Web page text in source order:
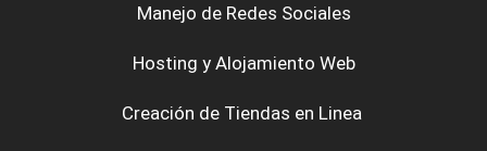
Manejo de Redes Sociales
Hosting y Alojamiento Web
Creación de Tiendas en Linea